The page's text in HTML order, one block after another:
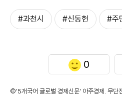
#과천시 #신동헌 #주
0
©'5개국어 글로벌 경제신문' 아주경제. 무단